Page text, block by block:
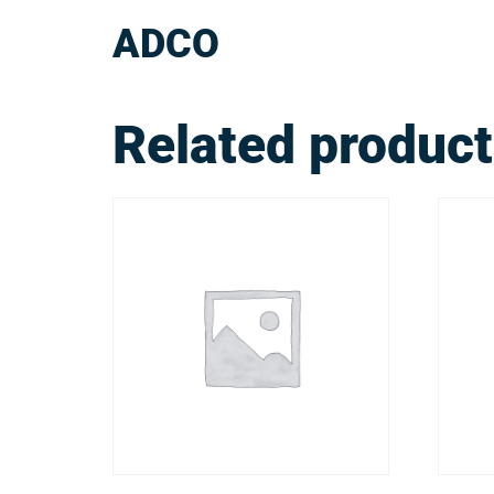
ADCO
Related